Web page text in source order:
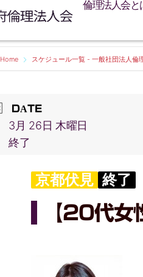
倫理法人会と
Home スケジュール一覧 - 一般社団法人倫
DATE
3月 26日 木曜日
終了
京都伏見 終了
【20代女